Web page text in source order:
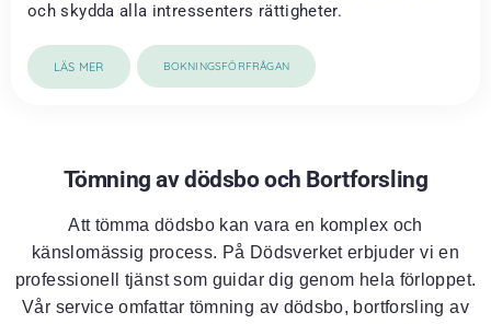
och skydda alla intressenters rättigheter.
LÄS MER BOKNINGSFÖRFRÅGAN
Tömning av dödsbo och Bortforsling
Att tömma dödsbo kan vara en komplex och
känslomässig process. På Dödsverket erbjuder vi en
professionell tjänst som guidar dig genom hela förloppet.
Vår service omfattar tömning av dödsbo, bortforsling av